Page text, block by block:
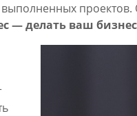
— делать ваш